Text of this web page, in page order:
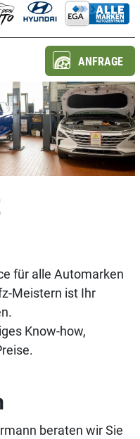
ANFRAGE
für alle Automarken
Meistern ist Ihr
Know-how,
beraten wir Sie